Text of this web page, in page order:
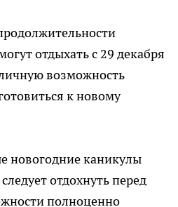
отдыхать с 29 декабря
возможность
к новому
новогодние каникулы
отдохнуть перед
полноценно